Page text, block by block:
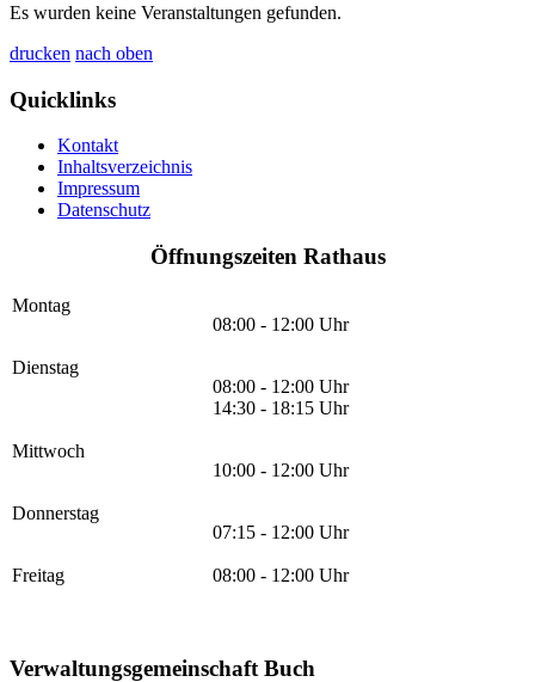
Es wurden keine Veranstaltungen gefunden.
drucken nach oben
Quicklinks
Kontakt
Inhaltsverzeichnis
Impressum
Datenschutz
Öffnungszeiten Rathaus
Montag
08:00 - 12:00 Uhr
Dienstag
08:00 - 12:00 Uhr
14:30 - 18:15 Uhr
Mittwoch
10:00 - 12:00 Uhr
Donnerstag
07:15 - 12:00 Uhr
Freitag 08:00 - 12:00 Uhr
Verwaltungsgemeinschaft Buch